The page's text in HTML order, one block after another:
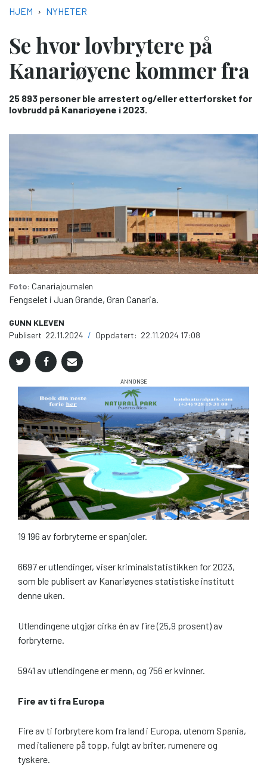
NAVIGASJONSSTI
HJEM NYHETER
Se hvor lovbrytere på
Kanariøyene kommer fra
25 893 personer ble arrestert og/eller etterforsket for
lovbrudd på Kanariøyene i 2023.
Foto: Canariajournalen
Fengselet i Juan Grande, Gran Canaria.
GUNN KLEVEN
Publisert 22.11.2024 / Oppdatert: 22.11.2024 17:08
19 196 av forbryterne er spanjoler.
6697 er utlendinger, viser kriminalstatistikken for 2023,
som ble publisert av Kanariøyenes statistiske institutt
denne uken.
Utlendingene utgjør cirka én av fire (25,9 prosent) av
forbryterne.
5941 av utlendingene er menn, og 756 er kvinner.
Fire av ti fra Europa
Fire av ti forbrytere kom fra land i Europa, utenom Spania,
med italienere på topp, fulgt av briter, rumenere og
tyskere.